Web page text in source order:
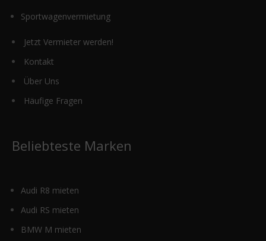
Sportwagenvermietung
Jetzt Vermieter werden!
Kontakt
Über Uns
Häufige Fragen
Beliebteste Marken
Audi R8 mieten
Audi RS mieten
BMW M mieten